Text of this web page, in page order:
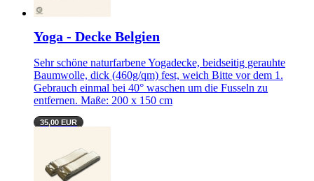
Yoga - Decke Belgien
Sehr schöne naturfarbene Yogadecke, beidseitig gerauhte
Baumwolle, dick (460g/qm) fest, weich Bitte vor dem 1.
Gebrauch einmal bei 40° waschen um die Fusseln zu
entfernen. Maße: 200 x 150 cm
35,00 EUR